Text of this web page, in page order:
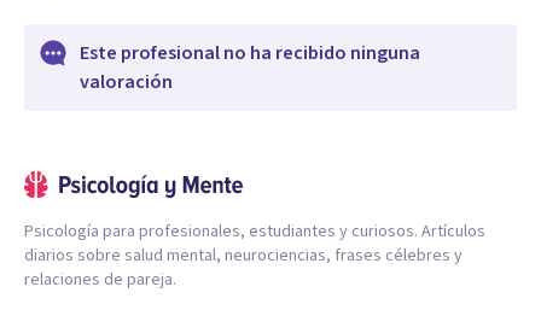
Este profesional no ha recibido ninguna
valoración
Psicología para profesionales, estudiantes y curiosos. Artículos
diarios sobre salud mental, neurociencias, frases célebres y
relaciones de pareja.